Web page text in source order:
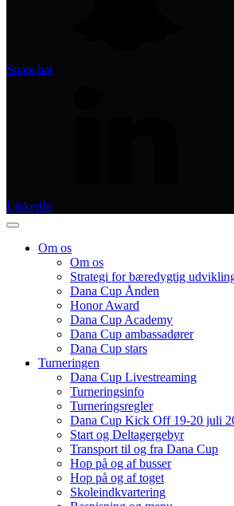
Snapchat
LinkedIn
Om os
Om os
Strategi for bæredygtig
Dana Cup Ånden
Honor Award
Dana Cup Academy
Dana Cup ambassadører
Dana Cup stars
Turneringen
Dana Cup Livestreaming
Turneringsinfo
Turneringsregler
Dana Cup Kick Off 19-20 juli
Start og Deltagergebyr
Transport til og fra Dana Cup
Hop på og af busser
Hop på og af toget
Skoleindkvartering